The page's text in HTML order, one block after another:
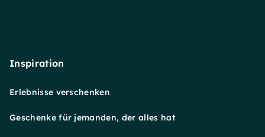
Inspiration
Erlebnisse verschenken
Geschenke für jemanden, der alles hat